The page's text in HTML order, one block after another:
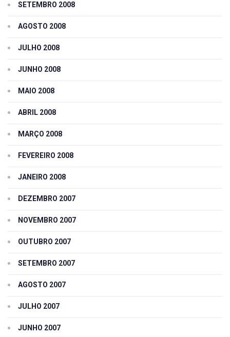
SETEMBRO 2008
AGOSTO 2008
JULHO 2008
JUNHO 2008
MAIO 2008
ABRIL 2008
MARÇO 2008
FEVEREIRO 2008
JANEIRO 2008
DEZEMBRO 2007
NOVEMBRO 2007
OUTUBRO 2007
SETEMBRO 2007
AGOSTO 2007
JULHO 2007
JUNHO 2007